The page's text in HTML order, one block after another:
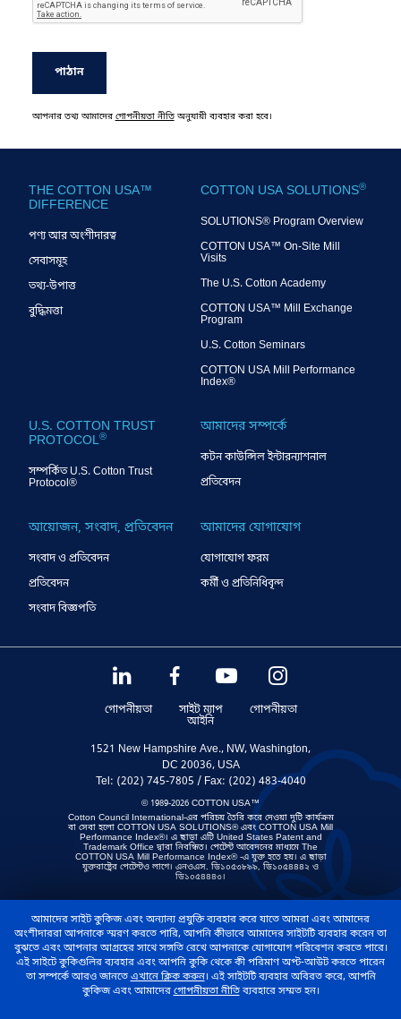
আমাদের সাইট কুকিজ এবং অন্যান্য প্রযুক্তি ব্যবহার করে যাতে আমরা এবং আমাদের
অংশীদাররা আপনাকে স্মরণ করতে পারি, আপনি কীভাবে আমাদের সাইটটি ব্যবহার করেন তা
বুঝতে এবং আপনার আগ্রহের সাথে সঙ্গতি রেখে আপনাকে যোগাযোগ পরিবেশন করতে পারে।
এই সাইটে কুকিগুলির ব্যবহার এবং আপনি কুকি থেকে কী পরিমাণ অপ্ট-আউট করতে পারেন
তা সম্পর্কে আরও জানতেএখানে ক্লিক করুন। এই সাইটটি ব্যবহার অবিরত করে, আপনি
কুকিজ এবং আমাদেরগোপনীয়তা নীতিব্যবহারে সম্মত হন।
পাঠান
আপনার তথ্য আমাদের গোপনীয়তা নীতিঅনুযায়ী ব্যবহার করা হবে।
THE COTTON USA™
DIFFERENCE
পণ্য আর অংশীদারত্ব
সেবাসমূহ
তথ্য-উপাত্ত
বুদ্ধিমত্তা
COTTON USA SOLUTIONS®
SOLUTIONS® Program Overview
COTTON USA™ On-Site Mill
Visits
The U.S. Cotton Academy
COTTON USA™ Mill Exchange
Program
U.S. Cotton Seminars
COTTON USA Mill Performance
Index®
U.S. COTTON TRUST
PROTOCOL®
সম্পর্কিত U.S. Cotton Trust
Protocol®
আমাদের সম্পর্কে
কটন কাউন্সিল ইন্টারন্যাশনাল
প্রতিবেদন
আয়োজন, সংবাদ, প্রতিবেদন
সংবাদ ও প্রতিবেদন
প্রতিবেদন
সংবাদ বিজ্ঞপতি
আমাদের যোগাযোগ
যোগাযোগ ফরম
কর্মী ও প্রতিনিধিবৃন্দ
গোপনীয়তা সাইট ম্যাপ
গোপনীয়তা
আইনি
1521 New Hampshire Ave., NW, Washington,
DC 20036, USA
Tel: (202) 745-7805 / Fax: (202) 483-4040
© 1989-2026 COTTON USA™
Cotton Council International-এর পরিচয় তৈরি করে দেওয়া দুটি কার্যক্রম
বা সেবা হলো COTTON USA SOLUTIONS® এবং COTTON USA Mill
Performance Index®। এ ছাড়া এটি United States Patent and
Trademark Office দ্বারা নিবন্ধিত। পেটেন্ট আবেদনের মাধ্যমে The
COTTON USA Mill Performance Index® -এ যুক্ত হতে হয়। এ ছাড়া
যুক্তরাষ্ট্রের পেটেন্টও লাগে। এনওএস. ডি১০৫৩৮৯৯, ডি১০৫৪৪৪২ ও
ডি১০৫৪৪৪৩।